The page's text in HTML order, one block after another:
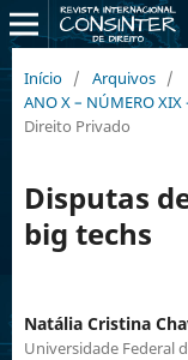
Início / Arquivos /
ANO X – NÚMERO
Direito Privado
Disputas
big techs
Natália Cristina
Universidade Federal